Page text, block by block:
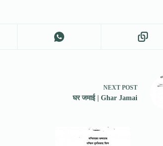
NEXT POST
घर जमाई | Ghar Jamai